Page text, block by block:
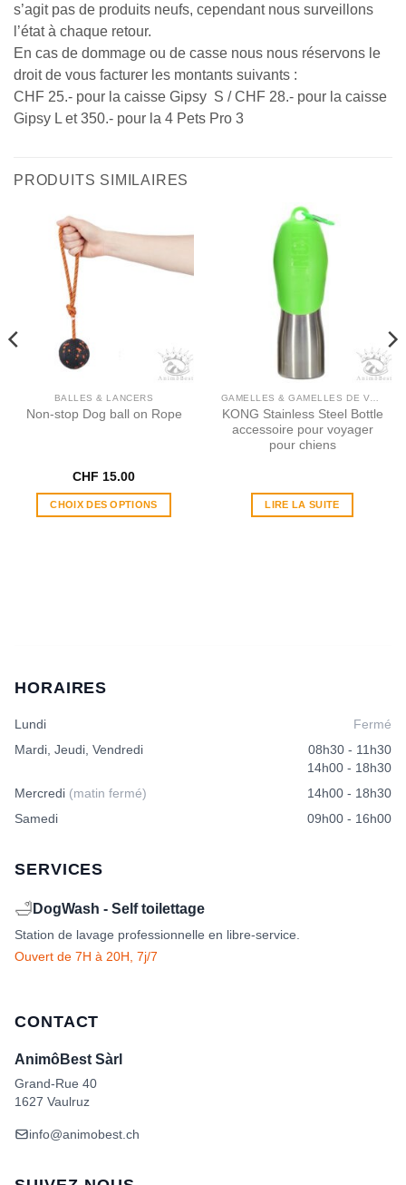
s’agit pas de produits neufs, cependant nous surveillons
l’état à chaque retour.
En cas de dommage ou de casse nous nous réservons le
droit de vous facturer les montants suivants :
CHF 25.- pour la caisse Gipsy S / CHF 28.- pour la caisse
Gipsy L et 350.- pour la 4 Pets Pro 3
PRODUITS SIMILAIRES
BALLES & LANCERS
Non-stop Dog ball on Rope
CHF 15.00
CHOIX DES OPTIONS
choisies
page
KONG Stainless Steel Bottle
accessoire pour voyager
pour chiens
LIRE LA SUITE
HORAIRES
Lundi
Fermé
Mardi, Jeudi, Vendredi
08h30 - 11h30
14h00 - 18h30
Mercredi (matin fermé)
14h00 - 18h30
Samedi
09h00 - 16h00
SERVICES
🛁 DogWash - Self toilettage
Station de lavage professionnelle en libre-service.
Ouvert de 7H à 20H, 7j/7
CONTACT
AnimôBest Sàrl
Grand-Rue 40
1627 Vaulruz
info@animobest.ch